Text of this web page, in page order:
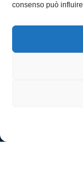
consenso può